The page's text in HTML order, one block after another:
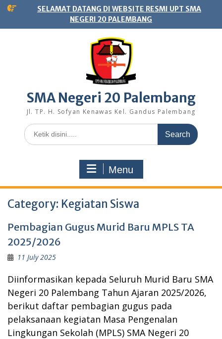
Skip
SELAMAT DATANG DI WEBSITE RESMI UPT SMA
NEGERI 20 PALEMBANG
SMA Negeri 20 Palembang
Jl. TP. H. Sofyan Kenawas Kel. Gandus Palembang
Search
for:
Menu
Category: Kegiatan Siswa
Pembagian Gugus Murid Baru MPLS TA
2025/2026
11 July 2025
Diinformasikan kepada Seluruh Murid Baru SMA
Negeri 20 Palembang Tahun Ajaran 2025/2026,
berikut daftar pembagian gugus pada
pelaksanaan kegiatan Masa Pengenalan
Lingkungan Sekolah (MPLS) SMA Negeri 20